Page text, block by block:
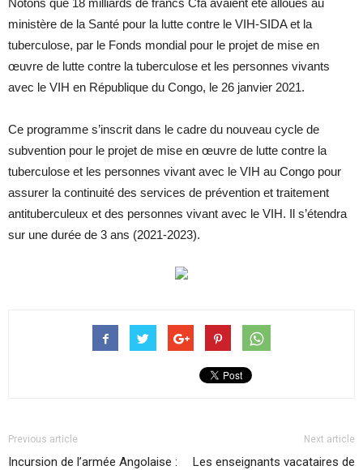
Notons que 18 milliards de francs Cfa avaient été alloués au
ministère de la Santé pour la lutte contre le VIH-SIDA et la
tuberculose, par le Fonds mondial pour le projet de mise en
œuvre de lutte contre la tuberculose et les personnes vivants
avec le VIH en République du Congo, le 26 janvier 2021.
Ce programme s’inscrit dans le cadre du nouveau cycle de
subvention pour le projet de mise en œuvre de lutte contre la
tuberculose et les personnes vivant avec le VIH au Congo pour
assurer la continuité des services de prévention et traitement
antituberculeux et des personnes vivant avec le VIH. Il s’étendra
sur une durée de 3 ans (2021-2023).
Previous article
Incursion de l’armée Angolaise :
Next article
Les enseignants vacataires de